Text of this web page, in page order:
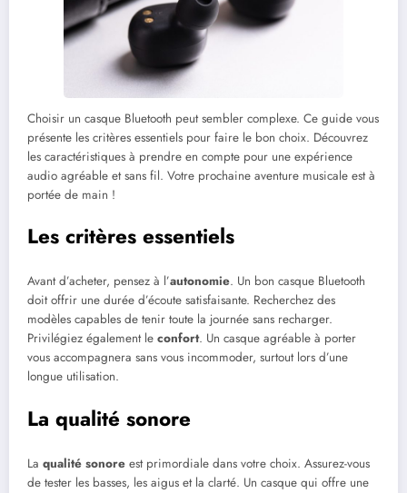
Choisir un casque Bluetooth peut sembler complexe. Ce guide vous
présente les critères essentiels pour faire le bon choix. Découvrez
les caractéristiques à prendre en compte pour une expérience
audio agréable et sans fil. Votre prochaine aventure musicale est à
portée de main !
Les critères essentiels
Avant d’acheter, pensez à l’autonomie. Un bon casque Bluetooth
doit offrir une durée d’écoute satisfaisante. Recherchez des
modèles capables de tenir toute la journée sans recharger.
Privilégiez également le confort. Un casque agréable à porter
vous accompagnera sans vous incommoder, surtout lors d’une
longue utilisation.
La qualité sonore
La qualité sonore est primordiale dans votre choix. Assurez-vous
de tester les basses, les aigus et la clarté. Un casque qui offre une